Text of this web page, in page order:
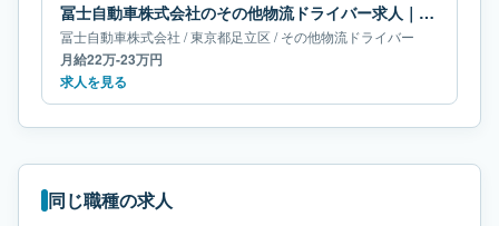
冨士自動車株式会社のその他物流ドライバー求人｜東京都足立区｜月給22万-23万円
冨士自動車株式会社 /東京都足立区 /その他物流ドライバー
月給22万-23万円
求人を見る
同じ職種の求人